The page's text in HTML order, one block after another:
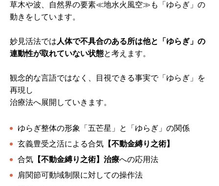
草木や波、自然界の要素≪地水火風空≫も「ゆらぎ」の
動きをしています。
妙見活法では 人体で不具合のある所は他と「ゆらぎ」の
連動性が取れていない状態と考えます。
観念的な言語ではなく、目視できる事実で「ゆらぎ」を
再現し
治療法へ展開していきます。
ゆらぎ整体の形象「五芒星」と「ゆらぎ」の関係
玄義豊受之活による合気 【不動金縛り之術】
合気 【不動金縛り之術】治療への応用法
肩関節可動域制限に対しての操作法